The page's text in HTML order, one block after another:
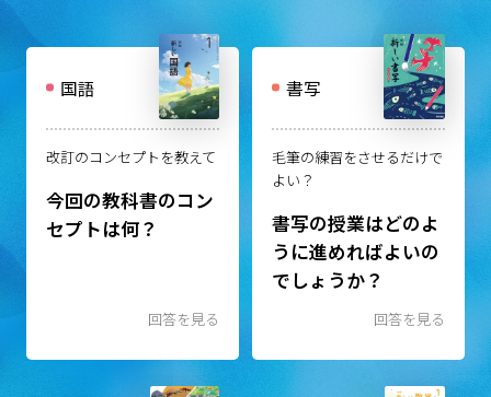
国語
改訂のコンセプトを教えて
今回の教科書のコン
セプトは何？
回答を見る
書写
毛筆の練習をさせるだけで
よい？
書写の授業はどのよ
うに進めればよいの
でしょうか？
回答を見る